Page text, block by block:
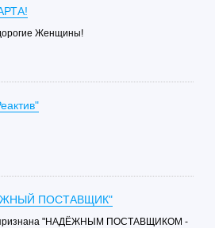
Женщины!
ПОСТАВЩИК"
признана "НАДЁЖНЫМ ПОСТАВЩИКОМ -